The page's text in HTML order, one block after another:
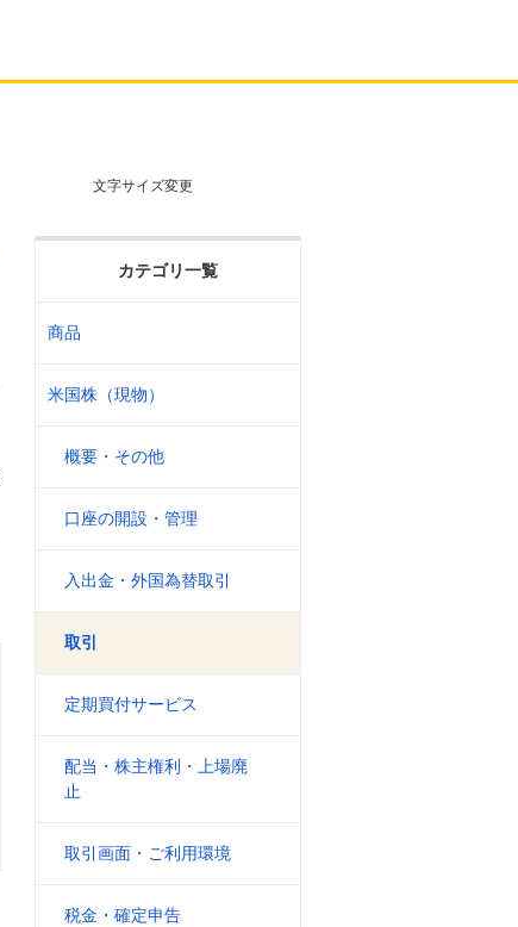
文字サイズ変更
カテゴリ一覧
商品
米国株（現物）
概要・その他
口座の開設・管理
入出金・外国為替取引
取引
定期買付サービス
配当・株主権利・上場廃
止
取引画面・ご利用環境
税金・確定申告